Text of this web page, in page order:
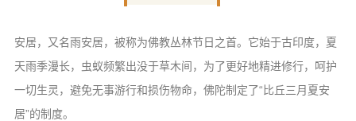
安居，又名雨安居，被称为佛教丛林节日之首。它始于古印度，夏
天雨季漫长，虫蚁频繁出没于草木间，为了更好地精进修行，呵护
一切生灵，避免无事游行和损伤物命，佛陀制定了“比丘三月夏安
居”的制度。